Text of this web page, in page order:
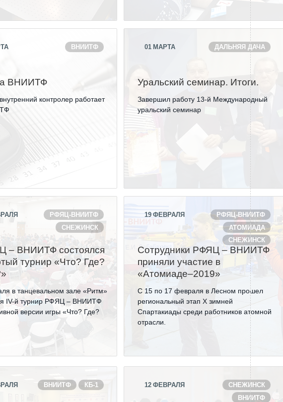
Документы
Контакты
РФЯЦ -
ВНИИТФ
ВНИИТФ
контролер работает
01 МАРТА ДАЛЬНЯЯ ДАЧА
Уральский семинар. Итоги.
Завершил работу 13-й Международный
уральский семинар
РФЯЦ-ВНИИТФ
СНЕЖИНСК
– ВНИИТФ состоялся
турнир «Что? Где?
в танцевальном зале «Ритм»
IV-й турнир РФЯЦ – ВНИИТФ
версии игры «Что? Где?
19 ФЕВРАЛЯ
РФЯЦ-ВНИИТФ
АТОМИАДА
СНЕЖИНСК
Сотрудники РФЯЦ – ВНИИТФ
приняли участие в
«Атомиаде–2019»
С 15 по 17 февраля в Лесном прошел
региональный этап Х зимней
Спартакиады среди работников атомной
отрасли.
ВНИИТФ КБ-1 12 ФЕВРАЛЯ
СНЕЖИНСК
ВНИИТФ